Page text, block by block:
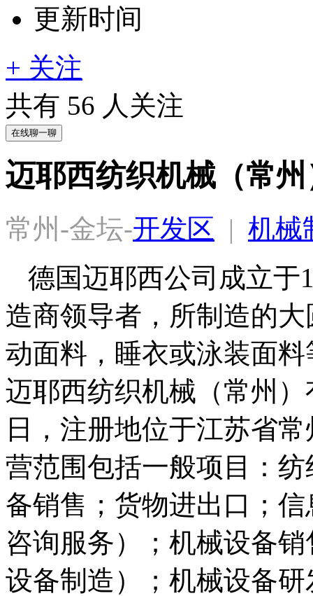
更新时间
+ 关注
共有 56 人关注
在线聊一聊
迈耶西纺织机械（常
常州-金坛-开发区 | 机械
德国迈耶西公司成立于
造商领导者，所制造的
动面料，睡衣或泳装面料
迈耶西纺织机械（常州
日，注册地位于江苏省
营范围包括一般项目：
备销售；货物进出口；
咨询服务）；机械设备
设备制造）；机械设备